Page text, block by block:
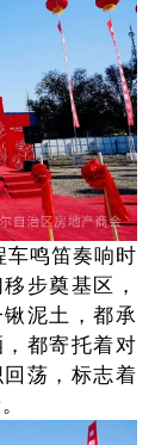
鸣笛奏响时
步奠基区，
泥土，都承
都寄托着对
荡，标志着